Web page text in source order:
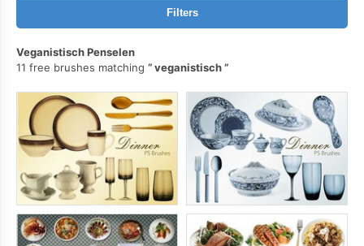
Filters
Veganistisch Penselen
11 free brushes matching
veganistisch